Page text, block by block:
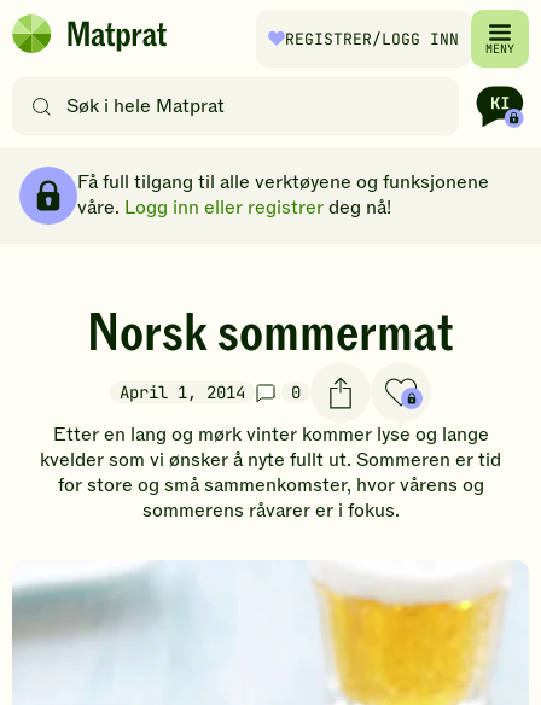
Hopp til hovedinnhold
Matprat
REGISTRER/LOGG INN MENY
etter
filtre
Få full tilgang til alle verktøyene og funksjonene
våre. Logg inn eller registrerdeg nå!
Norsk sommermat
April 1, 2014 0
Etter en lang og mørk vinter kommer lyse og lange
kvelder som vi ønsker å nyte fullt ut. Sommeren er tid
for store og små sammenkomster, hvor vårens og
sommerens råvarer er i fokus.